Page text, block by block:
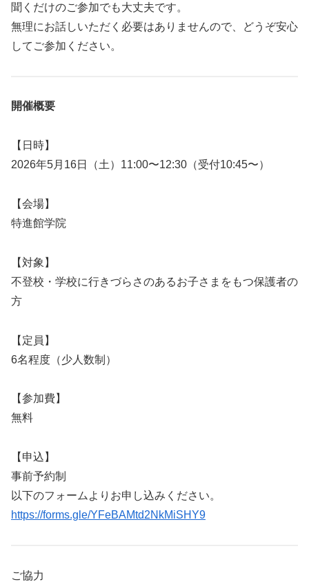
聞くだけのご参加でも大丈夫です。
無理にお話しいただく必要はありませんので、どうぞ安心
してご参加ください。
開催概要
【日時】
2026年5月16日（土）11:00〜12:30（受付10:45〜）
【会場】
特進館学院
【対象】
不登校・学校に行きづらさのあるお子さまをもつ保護者の
方
【定員】
6名程度（少人数制）
【参加費】
無料
【申込】
事前予約制
以下のフォームよりお申し込みください。
https://forms.gle/YFeBAMtd2NkMiSHY9
ご協力